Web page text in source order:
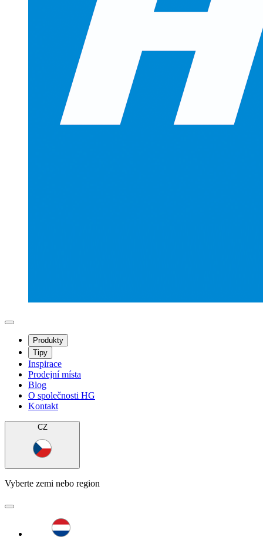
Produkty
Tipy
Inspirace
Prodejní místa
Blog
O společnosti HG
Kontakt
CZ
Vyberte zemi nebo region